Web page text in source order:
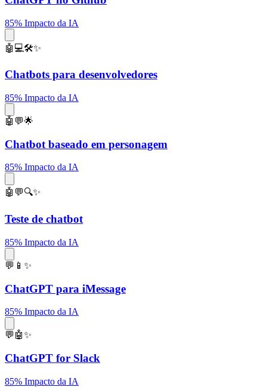
85% Impacto da IA
🤖💻🛠️✨
Chatbots para desenvolvedores
85% Impacto da IA
🤖💬🌟
Chatbot baseado em personagem
85% Impacto da IA
🤖💬🔍✨
Teste de chatbot
85% Impacto da IA
💬📱✨
ChatGPT para iMessage
85% Impacto da IA
💬🤖✨
ChatGPT for Slack
85% Impacto da IA